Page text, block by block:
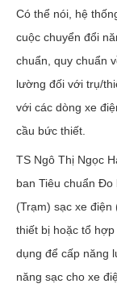
Có thể nói, hệ
cuộc chuyển đổi
chuẩn, quy chuẩn
lường đối với trụ/
với các dòng xe
cầu bức thiết.
TS Ngô Thị Ngọc
ban Tiêu chuẩn
(Trạm) sạc xe điện
thiết bị hoặc tổ
dụng để cấp năng
năng sạc cho xe